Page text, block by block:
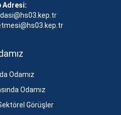
Adresi:
Odamız
Odamız
Görüşler